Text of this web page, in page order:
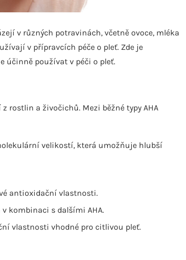
v různých potravinách, včetně ovoce, mléka
v přípravcích péče o pleť. Zde je
účinně používat v péči o pleť.
rostlin a živočichů. Mezi běžné typy AHA
velikostí, která umožňuje hlubší
antioxidační vlastnosti.
kombinaci s dalšími AHA.
vlastnosti vhodné pro citlivou pleť.